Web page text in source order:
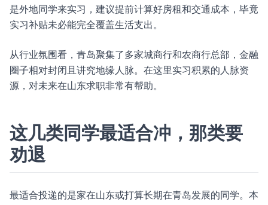
是外地同学来实习，建议提前计算好房租和交通成本，毕竟
实习补贴未必能完全覆盖生活支出。
从行业氛围看，青岛聚集了多家城商行和农商行总部，金融
圈子相对封闭且讲究地缘人脉。在这里实习积累的人脉资
源，对未来在山东求职非常有帮助。
这几类同学最适合冲，那类要
劝退
最适合投递的是家在山东或打算长期在青岛发展的同学。本